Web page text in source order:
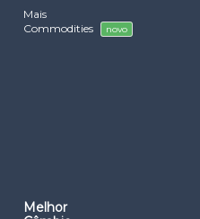
Mais
Commodities
novo
Melhor